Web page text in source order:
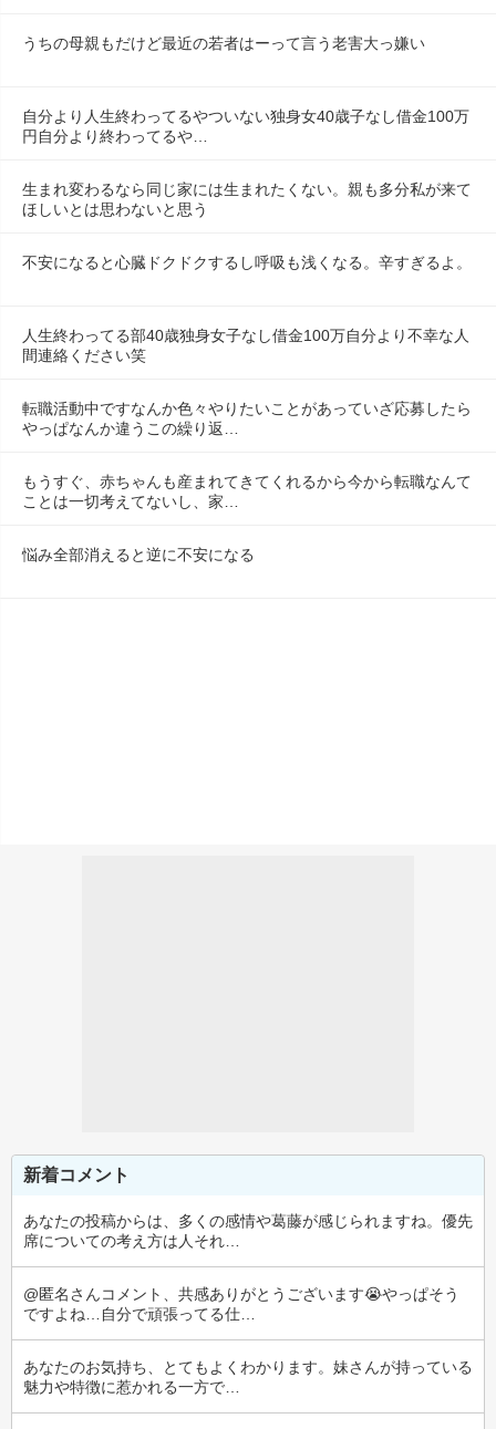
うちの母親もだけど最近の若者はーって言う老害大っ嫌い
自分より人生終わってるやついない独身女40歳子なし借金100万
円自分より終わってるや…
生まれ変わるなら同じ家には生まれたくない。親も多分私が来て
ほしいとは思わないと思う
不安になると心臓ドクドクするし呼吸も浅くなる。辛すぎるよ。
人生終わってる部40歳独身女子なし借金100万自分より不幸な人
間連絡ください笑
転職活動中ですなんか色々やりたいことがあっていざ応募したら
やっぱなんか違うこの繰り返…
もうすぐ、赤ちゃんも産まれてきてくれるから今から転職なんて
ことは一切考えてないし、家…
悩み全部消えると逆に不安になる
新着コメント
あなたの投稿からは、多くの感情や葛藤が感じられますね。優先
席についての考え方は人それ…
@匿名さんコメント、共感ありがとうございます😭やっぱそう
ですよね…自分で頑張ってる仕…
あなたのお気持ち、とてもよくわかります。妹さんが持っている
魅力や特徴に惹かれる一方で…